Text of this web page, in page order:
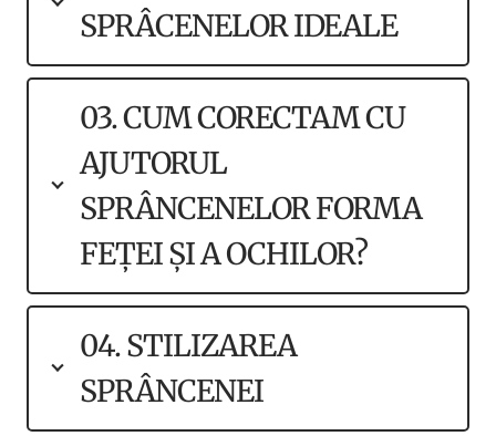
SPRÂCENELOR IDEALE
03. CUM CORECTAM CU
AJUTORUL
SPRÂNCENELOR FORMA
FEȚEI ȘI A OCHILOR?
04. STILIZAREA
SPRÂNCENEI